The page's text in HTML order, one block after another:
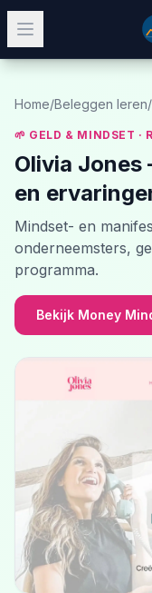
Home/Beleggen leren/
🌱 GELD & MINDSET ·
Olivia
en
Mindset- en
onderneemsters,
programma.
Bekijk Money